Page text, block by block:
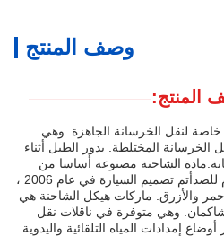
وصف المنتج
المنتج:
لنقل الخرسانة الجاهزة. وهي
المختلطة. يدور الطبل أثناء
الشاحنة مصنوعة أساسا من
الفولاذ الكربوني والفولاذ المقاوم للصدأتم تصميم السيارة في عام 2006 ،
والأزرق. ماركات هيكل الشاحنة هي
وهي متوفرة في ناقلات نقل
إمدادات المياه التلقائية واليدوية